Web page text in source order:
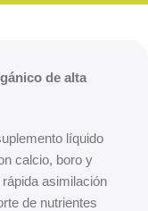
de alta
líquido
calcio, boro y
asimilación
de nutrientes